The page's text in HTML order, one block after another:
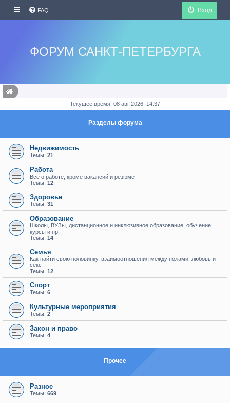
FAQ Вход
ФОРУМ САНКТ-ПЕТЕРБУРГА
Текущее время: 08 авг 2026, 14:37
Разделы форума
Недвижимость
Темы: 21
Работа
Всё о работе, кроме вакансий и резюме
Темы: 12
Здоровье
Темы: 31
Образование
Школы, ВУЗы, дистанционное и инклюзивное образование, обучение,
курсы и пр.
Темы: 14
Семья
Как найти свою половинку, взаимоотношения между полами, любовь и
секс
Темы: 12
Спорт
Темы: 6
Культурные мероприятия
Темы: 2
Закон и право
Темы: 4
Прочее
Разное
Темы: 669